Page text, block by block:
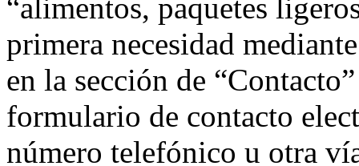
“alimentos, paquetes
primera necesidad
en la sección de
formulario de contacto
número telefónico u otra